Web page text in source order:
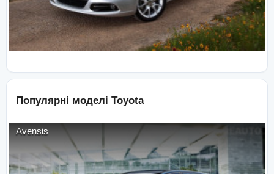
Популярні моделі Toyota
Avensis